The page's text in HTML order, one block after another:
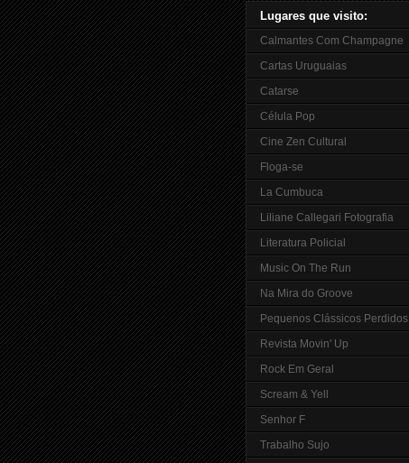
Lugares que visito:
Calmantes Com Champagne
Cartas Uruguaias
Catarse
Célula Pop
Cine Zen Cultural
Floga-se
La Cumbuca
Liliane Callegari Fotografia
Literatura Policial
Music On The Run
Na Mira do Groove
Pequenos Clássicos Perdidos
Revista Movin' Up
Rock Em Geral
Scream & Yell
Senhor F
Trabalho Sujo